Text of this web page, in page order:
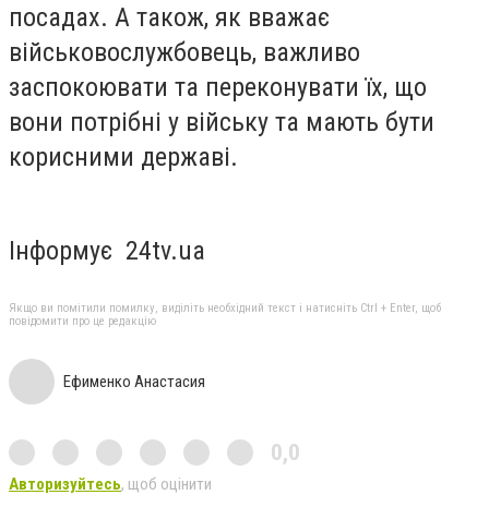
посадах. А також, як вважає
військовослужбовець, важливо
заспокоювати та переконувати їх, що
вони потрібні у війську та мають бути
корисними державі.
Інформує 24tv.ua
Якщо ви помітили помилку, виділіть необхідний текст і натисніть Ctrl + Enter, щоб
повідомити про це редакцію
Ефименко Анастасия
0,0
Авторизуйтесь, щоб оцінити